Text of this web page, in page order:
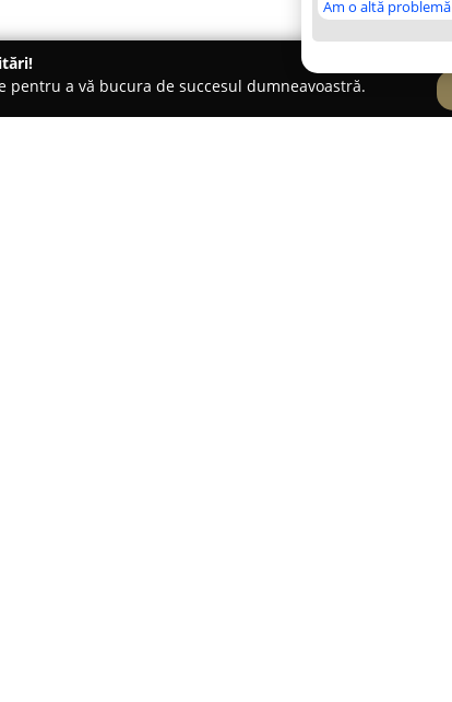
Am o altă problemă
a vă bucura de succesul dumneavoastră.